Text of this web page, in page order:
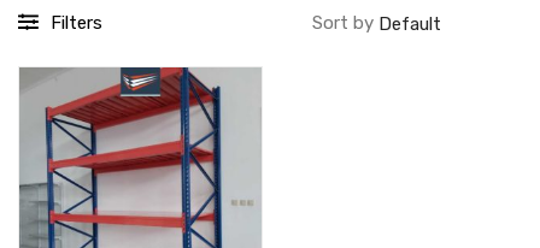
Filters Sort by